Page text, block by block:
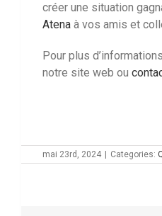
créer une situation
Atena à vos amis et
Pour plus
notre site web ou
mai 23rd, 2024 Categories: